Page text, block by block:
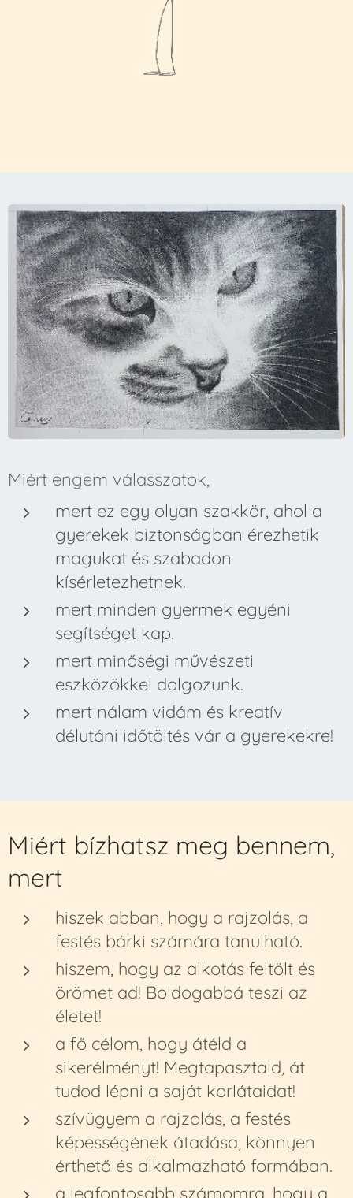
Miért engem válasszatok,
mert ez egy olyan szakkör, ahol a
gyerekek biztonságban érezhetik
magukat és szabadon
kísérletezhetnek.
mert minden gyermek egyéni
segítséget kap.
mert minőségi művészeti
eszközökkel dolgozunk.
mert nálam vidám és kreatív
délutáni időtöltés vár a gyerekekre!
Miért bízhatsz meg bennem,
mert
hiszek abban, hogy a rajzolás, a
festés bárki számára tanulható.
hiszem, hogy az alkotás feltölt és
örömet ad! Boldogabbá teszi az
életet!
a fő célom, hogy átéld a
sikerélményt! Megtapasztald, át
tudod lépni a saját korlátaidat!
szívügyem a rajzolás, a festés
képességének átadása, könnyen
érthető és alkalmazható formában.
a legfontosabb számomra, hogy a